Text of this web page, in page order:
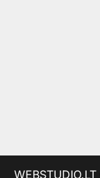
WEBSTUDIO.LT